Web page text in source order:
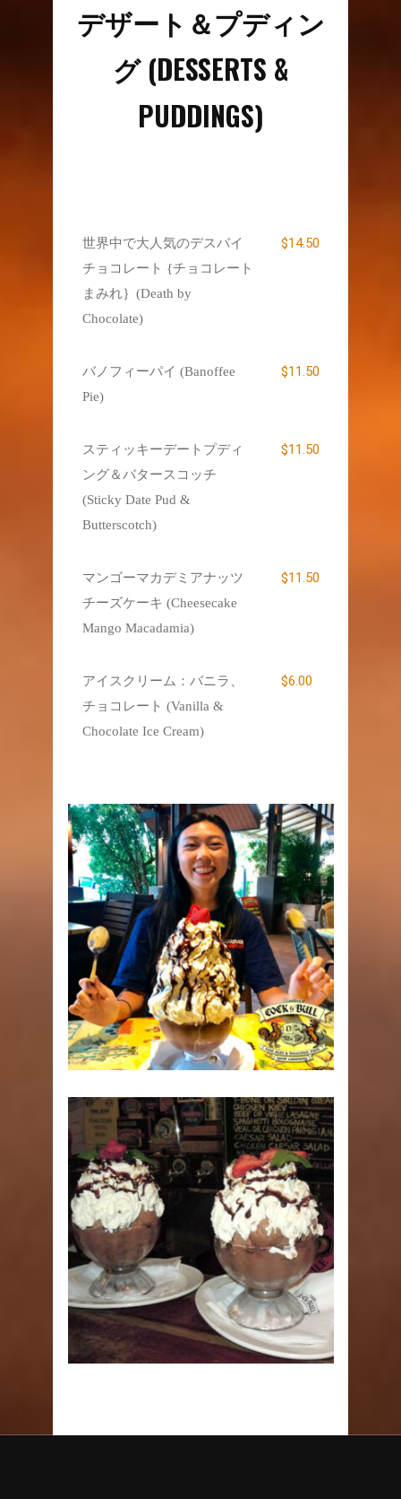
デザート＆プディン
グ (DESSERTS &
PUDDINGS)
世界中で大人気のデスバイ
チョコレート {チョコレート
まみれ｝(Death by
Chocolate)
$14.50
バノフィーパイ (Banoffee
Pie)
$11.50
スティッキーデートプディ
ング＆バタースコッチ
(Sticky Date Pud &
Butterscotch)
$11.50
マンゴーマカデミアナッツ
チーズケーキ (Cheesecake
Mango Macadamia)
$11.50
アイスクリーム：バニラ、
チョコレート (Vanilla &
Chocolate Ice Cream)
$6.00